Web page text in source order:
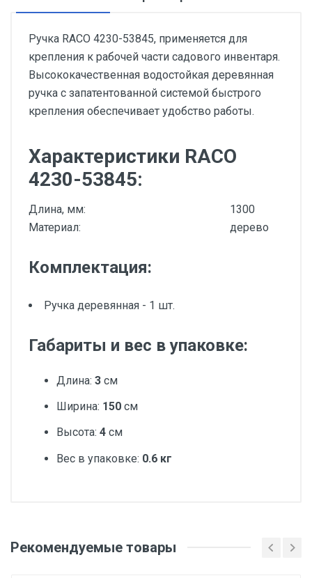
Ручка RACO 4230-53845, применяется для
крепления к рабочей части садового инвентаря.
Высококачественная водостойкая деревянная
ручка с запатентованной системой быстрого
крепления обеспечивает удобство работы.
Характеристики RACO
4230-53845:
Длина, мм:
1300
Материал:
дерево
Комплектация:
Ручка деревянная - 1 шт.
Габариты и вес в упаковке:
Длина: 3 см
Ширина: 150 см
Высота: 4 см
Вес в упаковке: 0.6 кг
Вес
Рекомендуемые товары